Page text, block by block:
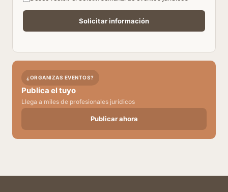
¿ORGANIZAS EVENTOS?
Publica el tuyo
Llega a miles de profesionales jurídicos
Publicar ahora